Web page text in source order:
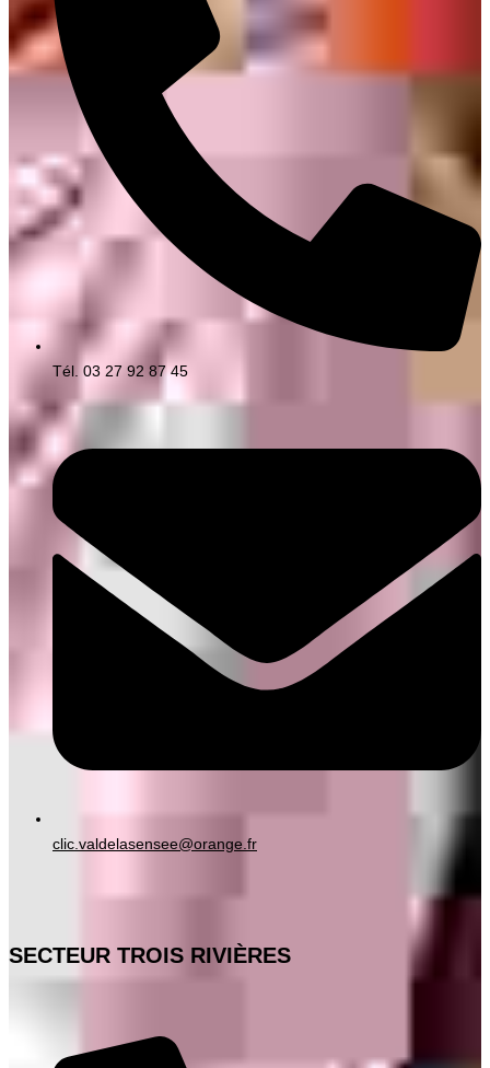
Tél. 03 27 92 87 45
clic.valdelasensee@orange.fr
SECTEUR TROIS RIVIÈRES